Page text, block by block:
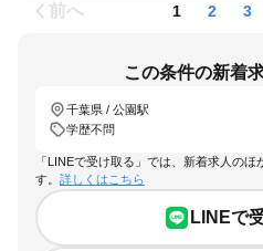
前へ 1 2 3
この条件の新着
千葉県 / 公園駅
学歴不問
「LINEで受け取る」では、新着求人の
す。 詳しくはこちら
LINEで